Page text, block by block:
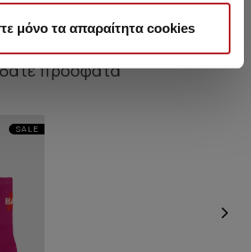
μόνο τα απαραίτητα cookies
πρόσφατα
SALE